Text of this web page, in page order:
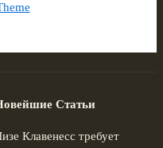
Статьи
Клавенесс требует